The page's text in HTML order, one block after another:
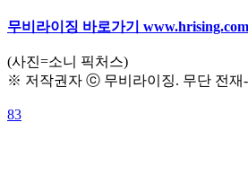
무비라이징 바로가기
(사진=소니 픽처스)
※ 저작권자 ⓒ 무비라이징. 무단 전재-
83